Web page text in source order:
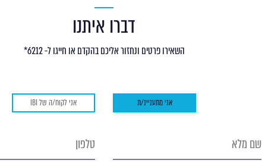
דברו איתנו
השאירו פרטים ונחזור אליכם בהקדם או חייגו ל- 6212*
אני מתעניינ/ת אני לקוח/ה של IBI
מלא